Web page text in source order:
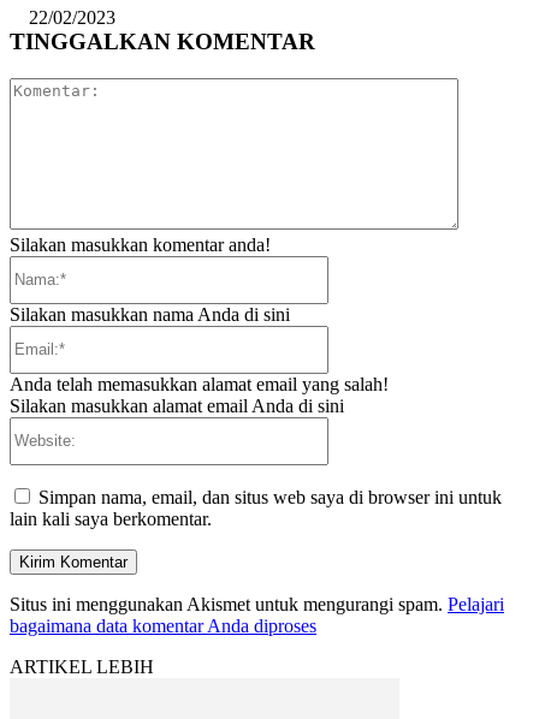
22/02/2023
TINGGALKAN KOMENTAR
Silakan masukkan komentar anda!
Silakan masukkan nama Anda di sini
Anda telah memasukkan alamat email yang salah!
Silakan masukkan alamat email Anda di sini
Simpan nama, email, dan situs web saya di browser ini untuk
lain kali saya berkomentar.
Situs ini menggunakan Akismet untuk mengurangi spam. Pelajari
bagaimana data komentar Anda diproses
ARTIKEL LEBIH